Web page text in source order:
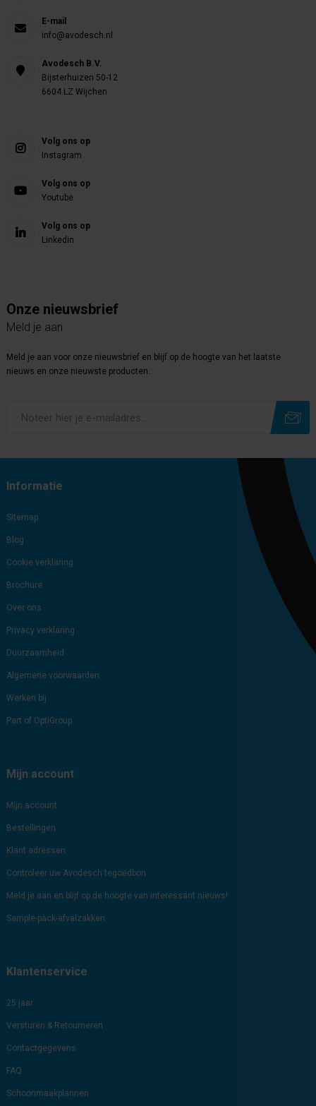
E-mail
info@avodesch.nl
Avodesch B.V.
Bijsterhuizen 50-12
6604 LZ Wijchen
Volg ons op
Instagram
Volg ons op
Youtube
Volg ons op
Linkedin
Onze nieuwsbrief
Meld je aan
Meld je aan voor onze nieuwsbrief en blijf op de hoogte van het laatste
nieuws en onze nieuwste producten.
Informatie
Sitemap
Blog
Cookie verklaring
Brochure
Over ons
Privacy verklaring
Duurzaamheid
Algemene voorwaarden
Werken bij
Part of OptiGroup
Mijn account
Mijn account
Bestellingen
Klant adressen
Controleer uw Avodesch tegoedbon
Meld je aan en blijf op de hoogte van interessant nieuws!
Sample-pack-afvalzakken
Klantenservice
25 jaar
Versturen & Retourneren
Contactgegevens
FAQ
Schoonmaakplannen